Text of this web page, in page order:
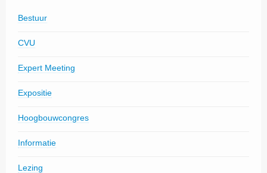
Bestuur
CVU
Expert Meeting
Expositie
Hoogbouwcongres
Informatie
Lezing